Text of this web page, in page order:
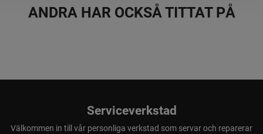
2 analoga norska sankekanaler
16 analoga norska sikringskanaler
ANDRA HAR OCKSÅ TITTAT PÅ
Serviceverkstad
Välkommen in till vår personliga verkstad som servar och reparerar